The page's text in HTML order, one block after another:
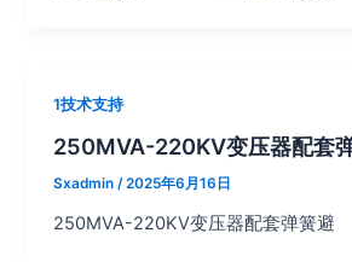
1技术支持
250MVA-220KV变压器配套
Sxadmin /2025年6月16日
250MVA-220KV变压器配套弹簧避